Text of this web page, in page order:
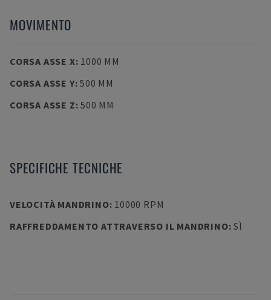
MOVIMENTO
CORSA ASSE X: 1000 MM
CORSA ASSE Y:500 MM
CORSA ASSE Z:500 MM
SPECIFICHE TECNICHE
VELOCITÀ MANDRINO: 10000 RPM
RAFFREDDAMENTO ATTRAVERSO IL MANDRINO:SÌ